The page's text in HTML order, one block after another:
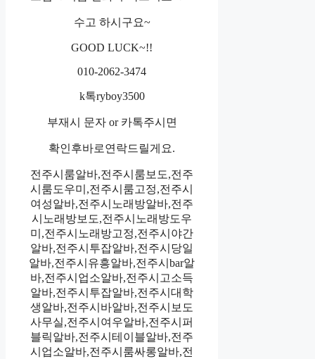
수고 하시구요~
GOOD LUCK~!!
010-2062-3474
k톡ryboy3500
부재시 문자 or 카톡주시면
확인후바로연락드릴게요.
전주시룸알바,전주시룸보도,전주
시룸도우미,전주시룸고정,전주시
여성알바,전주시노래방알바,전주
시노래방보도,전주시노래방도우
미,전주시노래방고정,전주시야간
알바,전주시투잡알바,전주시당일
알바,전주시유흥알바,전주시bar알
바,전주시업소알바,전주시고소득
알바,전주시투잡알바,전주시대학
생알바,전주시바알바,전주시보도
사무실,전주시여우알바,전주시퍼
블릭알바,전주시테이블알바,전주
시업소알바,전주시룸싸롱알바,전